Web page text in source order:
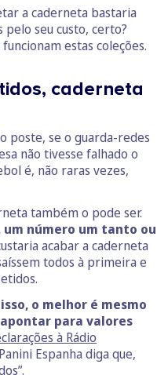
a caderneta bastaria
seu custo, certo?
estas coleções.
caderneta
poste, se o guarda-redes
não tivesse falhado o
é, não raras vezes,
também o pode ser.
número um tanto ou
acabar a caderneta
todos à primeira e
o melhor é mesmo
para valores
à Rádio
Espanha diga que,